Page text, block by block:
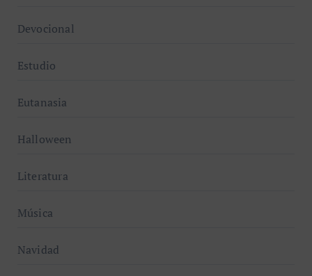
Devocional
Estudio
Eutanasia
Halloween
Literatura
Música
Navidad